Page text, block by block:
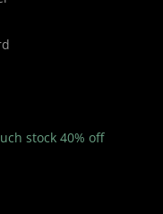
stock 40% off